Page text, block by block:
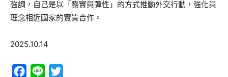
強調，自己是以「務實與彈性」的方式推動外交行動，強化與
理念相近國家的實質合作。
2025.10.14
Facebook
Line